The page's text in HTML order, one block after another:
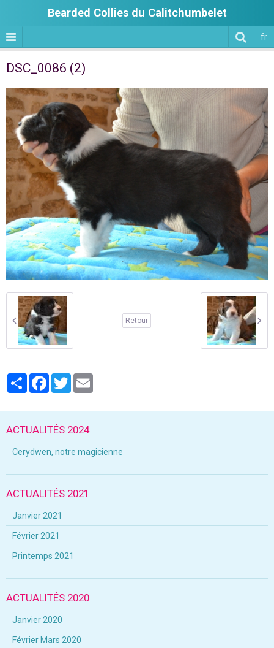
Bearded Collies du Calitchumbelet
fr
DSC_0086 (2)
Retour
PartagerFacebook
Twitter
ACTUALITÉS 2024
Cerydwen, notre magicienne
ACTUALITÉS 2021
Janvier 2021
Février 2021
Printemps 2021
ACTUALITÉS 2020
Janvier 2020
Février Mars 2020